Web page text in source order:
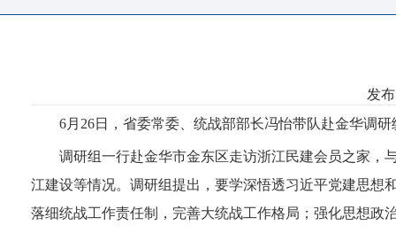
发
6月26日，省委常委、统战部部长冯怡带队赴金华调
调研组一行赴金华市金东区走访浙江民建会员之家，
江建设等情况。调研组提出，要学深悟透习近平党建思想
落细统战工作责任制，完善大统战工作格局；强化思想政